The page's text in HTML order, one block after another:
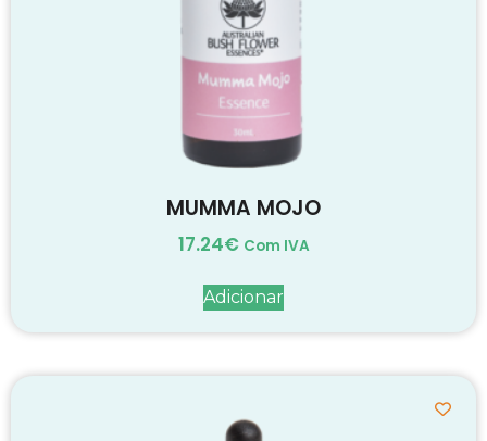
MUMMA MOJO
17.24€ Com IVA
Adicionar